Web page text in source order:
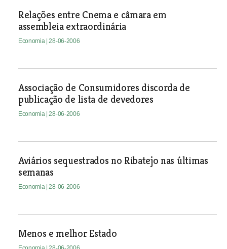
Relações entre Cnema e câmara em
assembleia extraordinária
Economia | 28-06-2006
Associação de Consumidores discorda de
publicação de lista de devedores
Economia | 28-06-2006
Aviários sequestrados no Ribatejo nas últimas
semanas
Economia | 28-06-2006
Menos e melhor Estado